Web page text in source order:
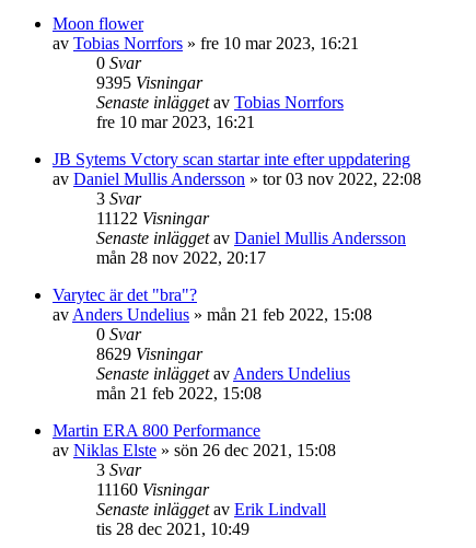
Moon flower
av Tobias Norrfors » fre 10 mar 2023, 16:21
0 Svar
9395 Visningar
Senaste inläggetav Tobias Norrfors
fre 10 mar 2023, 16:21
JB Sytems Vctory scan startar inte efter uppdatering
av Daniel Mullis Andersson » tor 03 nov 2022, 22:08
3 Svar
11122 Visningar
Senaste inläggetav Daniel Mullis Andersson
mån 28 nov 2022, 20:17
Varytec är det "bra"?
av Anders Undelius » mån 21 feb 2022, 15:08
0 Svar
8629 Visningar
Senaste inläggetav Anders Undelius
mån 21 feb 2022, 15:08
Martin ERA 800 Performance
av Niklas Elste » sön 26 dec 2021, 15:08
3 Svar
11160 Visningar
Senaste inläggetav Erik Lindvall
tis 28 dec 2021, 10:49